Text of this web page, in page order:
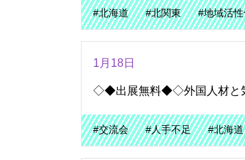
#北海道 #北関東 #地域活
1月18日
◇◆出展無料◆◇外国人材と気
#交流会 #人手不足 #北海道